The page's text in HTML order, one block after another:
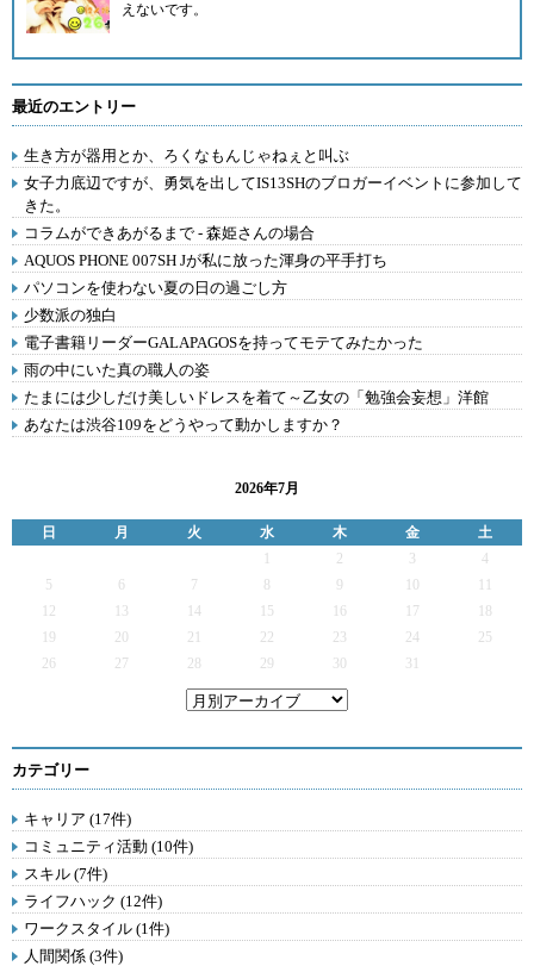
えないです。
最近のエントリー
生き方が器用とか、ろくなもんじゃねぇと叫ぶ
女子力底辺ですが、勇気を出してIS13SHのブロガーイベントに参加して
きた。
コラムができあがるまで - 森姫さんの場合
AQUOS PHONE 007SH Jが私に放った渾身の平手打ち
パソコンを使わない夏の日の過ごし方
少数派の独白
電子書籍リーダーGALAPAGOSを持ってモテてみたかった
雨の中にいた真の職人の姿
たまには少しだけ美しいドレスを着て～乙女の「勉強会妄想」洋館
あなたは渋谷109をどうやって動かしますか？
2026年7月
日 月 火 水 木 金
土
2 3
4
5
6 7 9
12
13 14 15 16 17
19
20 21 22 23 24
25
26
27 28 29 30 31
カテゴリー
キャリア (17件)
コミュニティ活動 (10件)
スキル (7件)
ライフハック (12件)
ワークスタイル (1件)
人間関係 (3件)